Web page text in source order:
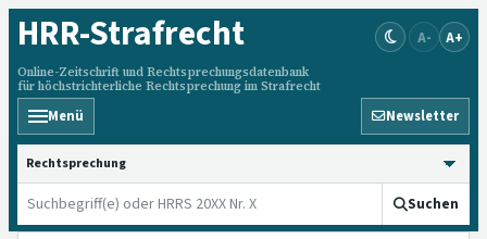
HRR-Strafrecht
Online-Zeitschrift und Rechtsprechungsdatenbank
für höchstrichterliche Rechtsprechung im Strafrecht
A- A+
Menü Newsletter
HRRS durchsuchen
Suchen